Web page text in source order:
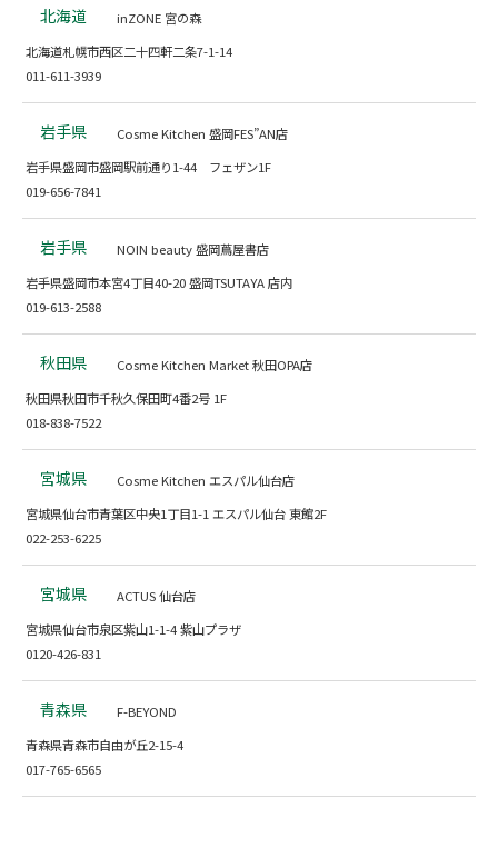
北海道
inZONE 宮の森
北海道札幌市西区二十四軒二条7-1-14
011-611-3939
岩手県
Cosme Kitchen 盛岡FES”AN店
岩手県盛岡市盛岡駅前通り1-44 フェザン1F
019-656-7841
岩手県
NOIN beauty 盛岡蔦屋書店
岩手県盛岡市本宮4丁目40-20 盛岡TSUTAYA 店内
019-613-2588
秋田県
Cosme Kitchen Market 秋田OPA店
秋田県秋田市千秋久保田町4番2号 1F
018-838-7522
宮城県
Cosme Kitchen エスパル仙台店
宮城県仙台市青葉区中央1丁目1-1 エスパル仙台 東館2F
022-253-6225
宮城県
ACTUS 仙台店
宮城県仙台市泉区紫山1-1-4 紫山プラザ
0120-426-831
青森県
F-BEYOND
青森県青森市自由が丘2-15-4
017-765-6565